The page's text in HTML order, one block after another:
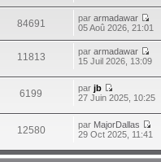
84691 pararmadawar
05 Aoû 2026, 21:01
11813 pararmadawar
15 Juil 2026, 13:09
6199 parjb
27 Juin 2025, 10:25
12580 par MajorDallas
29 Oct 2025, 11:41